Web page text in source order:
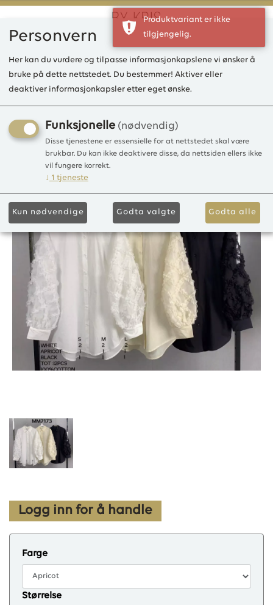
0
LAMM7173 Bluse Cotton
100%Cotton
Logg inn for å handle
Farge
Størrelse
Personvern
Her kan du vurdere og tilpasse informasjonkapslene vi ønsker å
bruke på dette nettstedet. Du bestemmer! Aktiver eller
deaktiver informasjonkapsler etter eget ønske.
Funksjonelle (nødvendig)
Disse tjenestene er essensielle for at nettstedet skal være
brukbar. Du kan ikke deaktivere disse, da nettsiden ellers ikke
vil fungere korrekt.
↓ 1 tjeneste
Kun nødvendige Godta valgte Godta alle
Produktvariant er ikke
tilgjengelig.